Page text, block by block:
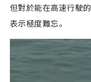
但對於能在高速行駛
表示極度難忘。